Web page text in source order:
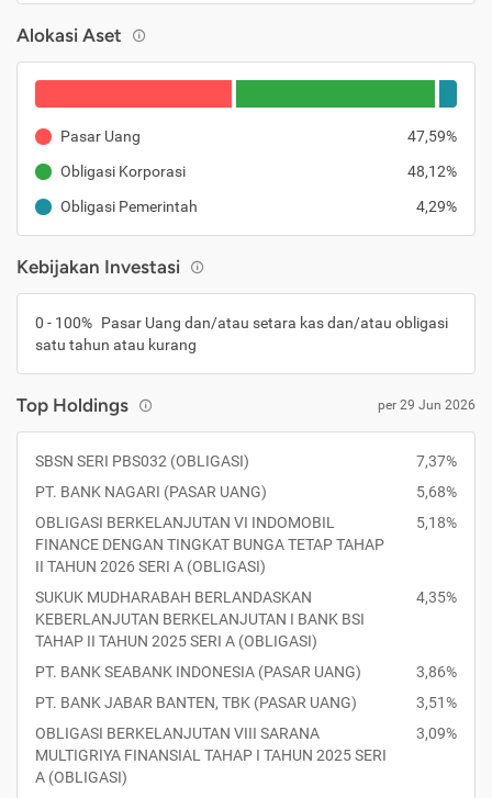
Alokasi Aset
Pasar Uang
47,59%
Obligasi Korporasi
48,12%
Obligasi Pemerintah
4,29%
Kebijakan Investasi
0 - 100% Pasar Uang dan/atau setara kas dan/atau obligasi
satu tahun atau kurang
Top Holdings per 29 Jun 2026
SBSN SERI PBS032 (OBLIGASI)
7,37%
PT. BANK NAGARI (PASAR UANG)
5,68%
OBLIGASI BERKELANJUTAN VI INDOMOBIL
FINANCE DENGAN TINGKAT BUNGA TETAP TAHAP
II TAHUN 2026 SERI A (OBLIGASI)
5,18%
SUKUK MUDHARABAH BERLANDASKAN
KEBERLANJUTAN BERKELANJUTAN I BANK BSI
TAHAP II TAHUN 2025 SERI A (OBLIGASI)
4,35%
PT. BANK SEABANK INDONESIA (PASAR UANG)
3,86%
PT. BANK JABAR BANTEN, TBK (PASAR UANG)
3,51%
OBLIGASI BERKELANJUTAN VIII SARANA
MULTIGRIYA FINANSIAL TAHAP I TAHUN 2025 SERI
A (OBLIGASI)
3,09%